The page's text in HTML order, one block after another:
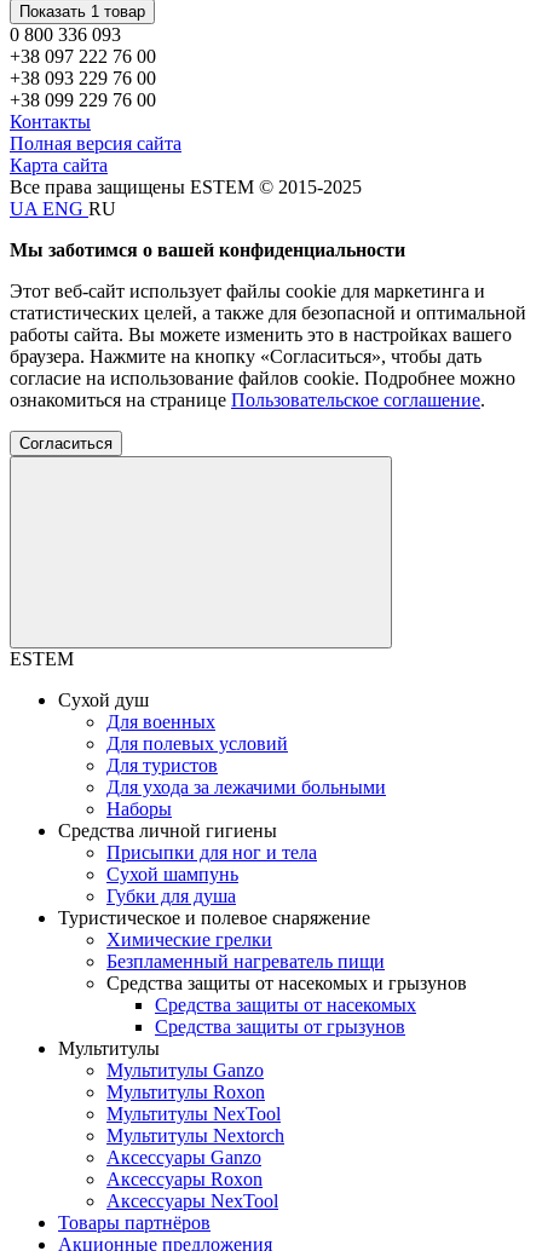
Показать 1 товар
0 800 336 093
+38 097 222 76 00
+38 093 229 76 00
+38 099 229 76 00
Контакты
Полная версия сайта
Карта сайта
Все права защищены ESTEM © 2015-2025
UA ENG RU
Мы заботимся о вашей конфиденциальности
Этот веб-сайт использует файлы cookie для маркетинга и
статистических целей, а также для безопасной и оптимальной
работы сайта. Вы можете изменить это в настройках вашего
браузера. Нажмите на кнопку «Согласиться», чтобы дать
согласие на использование файлов cookie. Подробнее можно
ознакомиться на странице Пользовательское соглашение.
Согласиться
ESTEM
Сухой душ
Для военных
Для полевых условий
Для туристов
Для ухода за лежачими больными
Наборы
Средства личной гигиены
Присыпки для ног и тела
Сухой шампунь
Губки для душа
Туристическое и полевое снаряжение
Химические грелки
Безпламенный нагреватель пищи
Средства защиты от насекомых и грызунов
Средства защиты от насекомых
Средства защиты от грызунов
Мультитулы
Мультитулы Ganzo
Мультитулы Roxon
Мультитулы NexTool
Мультитулы Nextorch
Аксессуары Ganzo
Аксессуары Roxon
Аксессуары NexTool
Товары партнёров
Акционные предложения